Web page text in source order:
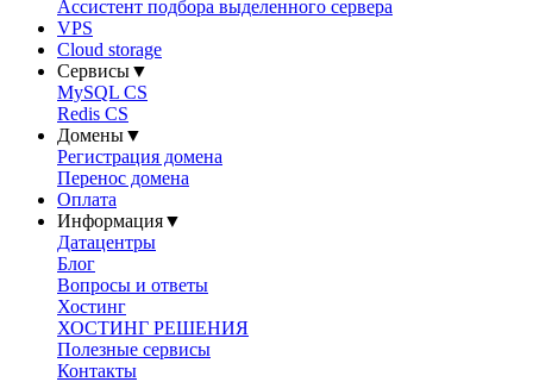
Ассистент подбора выделенного сервера
VPS
Cloud storage
Сервисы▼
MySQL CS
Redis CS
Домены▼
Регистрация домена
Перенос домена
Оплата
Информация▼
Датацентры
Блог
Вопросы и ответы
Хостинг
ХОСТИНГ РЕШЕНИЯ
Полезные сервисы
Контакты